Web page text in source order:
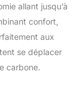
allant jusqu’à
confort,
aux
se déplacer
carbone.